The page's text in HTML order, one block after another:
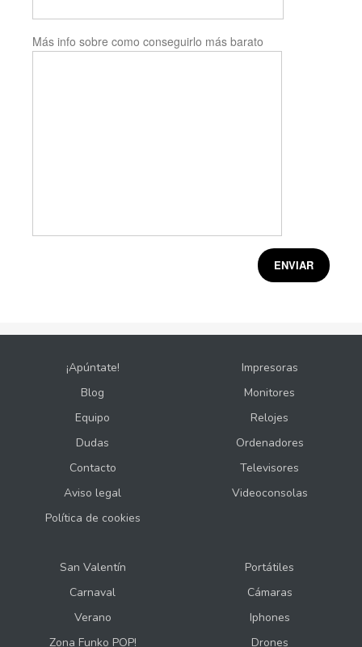
Más info sobre como conseguirlo más barato
¡Apúntate!
Blog
Equipo
Dudas
Contacto
Aviso legal
Política de cookies
Impresoras
Monitores
Relojes
Ordenadores
Televisores
Videoconsolas
San Valentín
Carnaval
Verano
Zona Funko POP!
Portátiles
Cámaras
Iphones
Drones